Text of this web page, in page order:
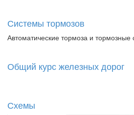
Системы тормозов
Автоматические тормоза и тормозные
Общий курс железных дорог
Схемы